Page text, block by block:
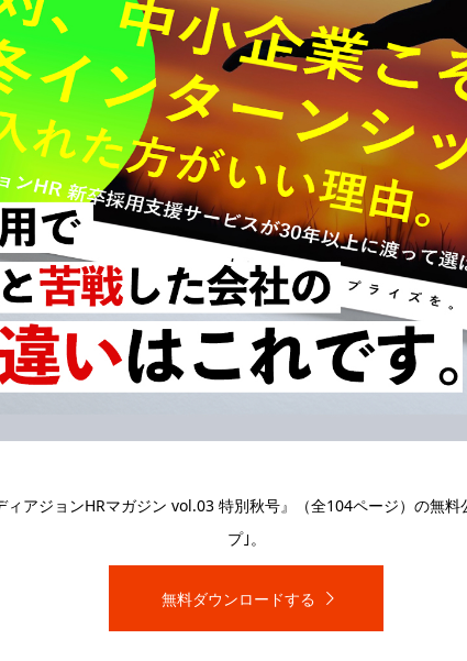
付データ、120社合計)
定出しをした572人のうち、56人(9.7％)は、集客電話が
とになります。
参加につながった学生なのです。
は100通近くの中に埋もれる可能性も。
では？」と思う方もいるかもしれません。
内メールが届いています。そんな中から、自社を選んで
。
ィアジョンHRマガジン vol.03 特別秋号』（全104ページ）の無
プ｣。
無料ダウンロードする